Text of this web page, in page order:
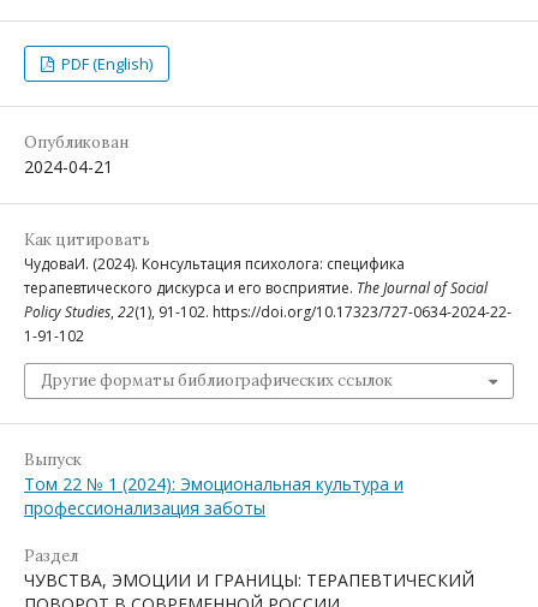
PDF (English)
Опубликован
2024-04-21
Как цитировать
ЧудоваИ. (2024). Консультация психолога: специфика
терапевтического дискурса и его восприятие. The Journal of Social
Policy Studies, 22(1), 91-102. https://doi.org/10.17323/727-0634-2024-22-
1-91-102
Другие форматы библиографических ссылок
Выпуск
Том 22 № 1 (2024): Эмоциональная культура и
профессионализация заботы
Раздел
ЧУВСТВА, ЭМОЦИИ И ГРАНИЦЫ: ТЕРАПЕВТИЧЕСКИЙ